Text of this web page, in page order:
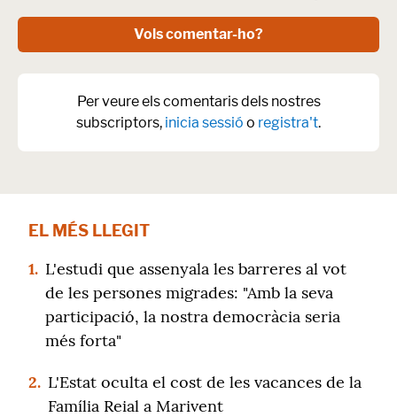
Vols comentar-ho?
Per veure els comentaris dels nostres
subscriptors, inicia sessió o registra't.
EL MÉS LLEGIT
1. L'estudi que assenyala les barreres al vot
de les persones migrades: "Amb la seva
participació, la nostra democràcia seria
més forta"
2. L'Estat oculta el cost de les vacances de la
Família Reial a Marivent